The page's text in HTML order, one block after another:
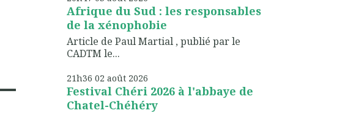
Afrique du Sud : les responsables
de la xénophobie
Article de Paul Martial , publié par le
CADTM le...
21h36 02 août 2026
Festival Chéri 2026 à l'abbaye de
Chatel-Chéhéry